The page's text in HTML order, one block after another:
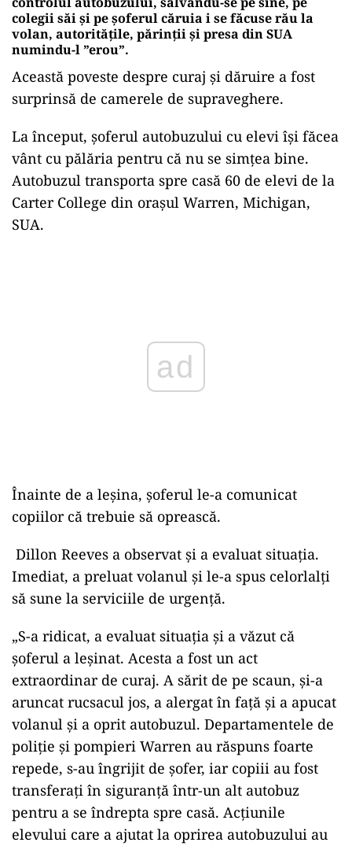
colegii săi și pe șoferul căruia i se făcuse rău la
volan, autoritățile, părinții și presa din SUA
numindu-l ”erou”.
Această poveste despre curaj și dăruire a fost
surprinsă de camerele de supraveghere.
La început, șoferul autobuzului cu elevi își făcea
vânt cu pălăria pentru că nu se simțea bine.
Autobuzul transporta spre casă 60 de elevi de la
Carter College din orașul Warren, Michigan,
SUA.
Înainte de a leșina, șoferul le-a comunicat
copiilor că trebuie să oprească.
Dillon Reeves a observat și a evaluat situația.
Imediat, a preluat volanul și le-a spus celorlalți
să sune la serviciile de urgență.
„S-a ridicat, a evaluat situația și a văzut că
șoferul a leșinat. Acesta a fost un act
extraordinar de curaj. A sărit de pe scaun, și-a
aruncat rucsacul jos, a alergat în față și a apucat
volanul și a oprit autobuzul. Departamentele de
poliție și pompieri Warren au răspuns foarte
repede, s-au îngrijit de șofer, iar copiii au fost
transferați în siguranță într-un alt autobuz
pentru a se îndrepta spre casă. Acțiunile
elevului care a ajutat la oprirea autobuzului au